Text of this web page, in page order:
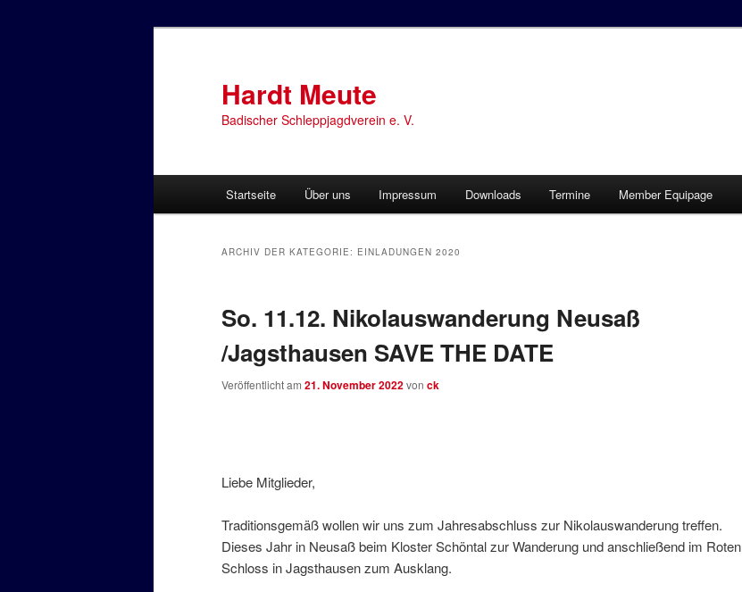
Hardt Meute
Badischer Schleppjagdverein e. V.
Startseite Über uns Impressum Downloads Termine Member Equipage
ARCHIV DER KATEGORIE: EINLADUNGEN 2020
So. 11.12. Nikolauswanderung Neusaß
/Jagsthausen SAVE THE DATE
Veröffentlicht am 21. November 2022von ck
Liebe Mitglieder,
Traditionsgemäß wollen wir uns zum Jahresabschluss zur Nikolauswanderung treffen.
Dieses Jahr in Neusaß beim Kloster Schöntal zur Wanderung und anschließend im Roten
Schloss in Jagsthausen zum Ausklang.